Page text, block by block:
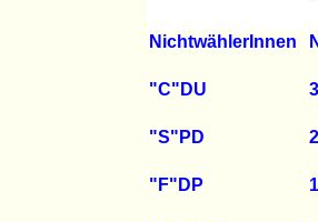
NichtwählerInnen
"C"DU
"S"PD
"F"DP